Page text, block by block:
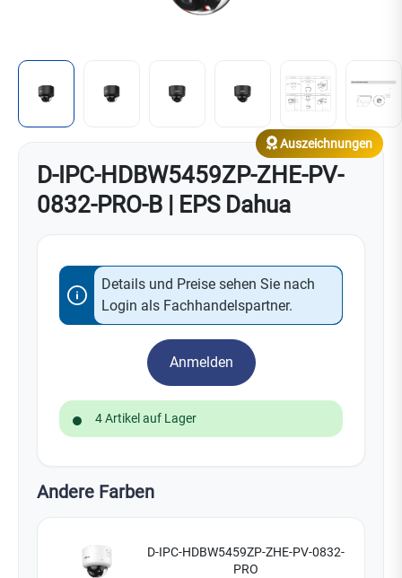
D-IPC-HDBW5459ZP-ZHE-PV-
0832-PRO-B | EPS Dahua
Auszeichnungen
Details und Preise sehen Sie nach
Login als Fachhandelspartner.
Anmelden
4 Artikel auf Lager
Andere Farben
D-IPC-HDBW5459ZP-ZHE-PV-0832-
PRO